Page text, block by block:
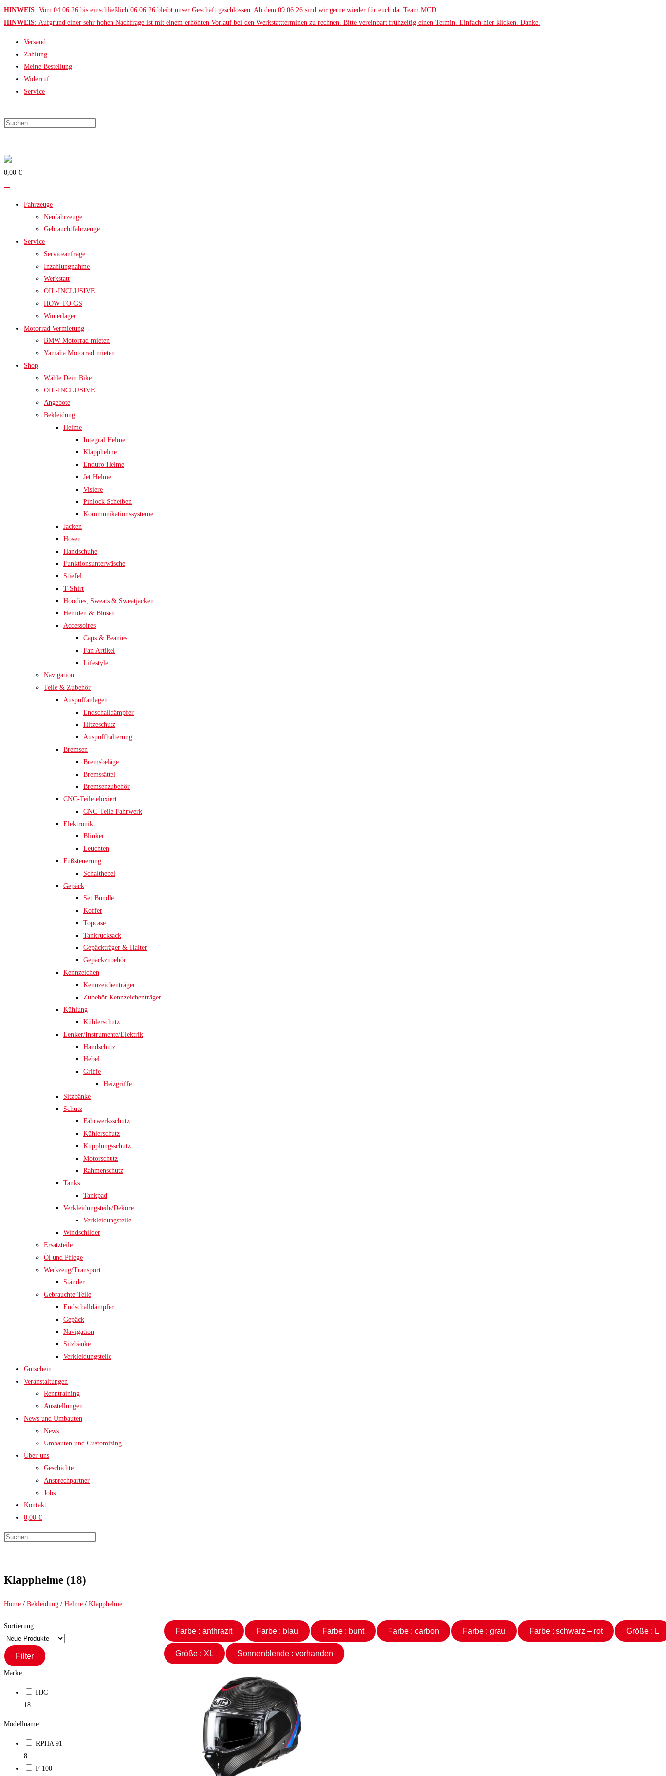
Zum
Inhalt
HINWEIS: Vom 04.06.26 bis einschließlich 06.06.26 bleibt unser Geschäft geschlossen. Ab dem 09.06.26 sind wir gerne wieder für euch da. Team MCD
HINWEIS: Aufgrund einer sehr hohen Nachfrage ist mit einem erhöhten Vorlauf bei den Werkstattterminen zu rechnen. Bitte vereinbart frühzeitig einen Termin. Einfach hier klicken. Danke.
Versand
Zahlung
Meine Bestellung
Widerruf
Service
0,00 €
Fahrzeuge
Neufahrzeuge
Gebrauchtfahrzeuge
Service
Serviceanfrage
Inzahlungnahme
Werkstatt
OIL-INCLUSIVE
HOW TO GS
Winterlager
Motorrad Vermietung
BMW Motorrad mieten
Yamaha Motorrad mieten
Shop
Wähle Dein Bike
OIL-INCLUSIVE
Angebote
Bekleidung
Helme
Integral Helme
Klapphelme
Enduro Helme
Jet Helme
Visiere
Pinlock Scheiben
Kommunikationssysteme
Jacken
Hosen
Handschuhe
Funktionsunterwäsche
Stiefel
T-Shirt
Hoodies, Sweats & Sweatjacken
Hemden & Blusen
Accessoires
Caps & Beanies
Fan Artikel
Lifestyle
Navigation
Teile & Zubehör
Auspuffanlagen
Endschalldämpfer
Hitzeschutz
Auspuffhalterung
Bremsen
Bremsbeläge
Bremssättel
Bremsenzubehör
CNC-Teile eloxiert
CNC-Teile Fahrwerk
Elektronik
Blinker
Leuchten
Fußsteuerung
Schalthebel
Gepäck
Set Bundle
Koffer
Topcase
Tankrucksack
Gepäckträger & Halter
Gepäckzubehör
Kennzeichen
Kennzeichenträger
Zubehör Kennzeichenträger
Kühlung
Kühlerschutz
Lenker/Instrumente/Elektrik
Handschutz
Hebel
Griffe
Heizgriffe
Sitzbänke
Schutz
Fahrwerksschutz
Kühlerschutz
Kupplungsschutz
Motorschutz
Rahmenschutz
Tanks
Tankpad
Verkleidungsteile/Dekore
Verkleidungsteile
Windschilder
Ersatzteile
Öl und Pflege
Werkzeug/Transport
Ständer
Gebrauchte Teile
Endschalldämpfer
Gepäck
Navigation
Sitzbänke
Verkleidungsteile
Gutschein
Veranstaltungen
Renntraining
Ausstellungen
News und Umbauten
News
Umbauten und Customizing
Über uns
Geschichte
Ansprechpartner
Jobs
Kontakt
0,00 €
Klapphelme (18)
Home / Bekleidung / Helme / Klapphelme
Sortierung
Filter
Marke
HJC
18
Modellname
RPHA 91
8
F 100
Farbe : anthrazit Farbe : blau Farbe : bunt Farbe : carbon Farbe : grau Farbe : schwarz – rot Größe : L
Größe : XL Sonnenblende : vorhanden